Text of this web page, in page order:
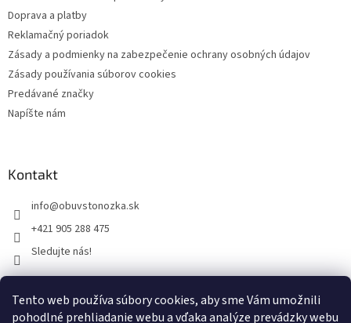
Tento web používa súbory cookies, aby sme Vám umožnili
pohodlné prehliadanie webu a vďaka analýze prevádzky webu
Doprava a platby
Reklamačný poriadok
Zásady a podmienky na zabezpečenie ochrany osobných údajov
Zásady používania súborov cookies
Predávané značky
Napíšte nám
Kontakt
info@obuvstonozka.sk
+421 905 288 475
Sledujte nás!
Facebook